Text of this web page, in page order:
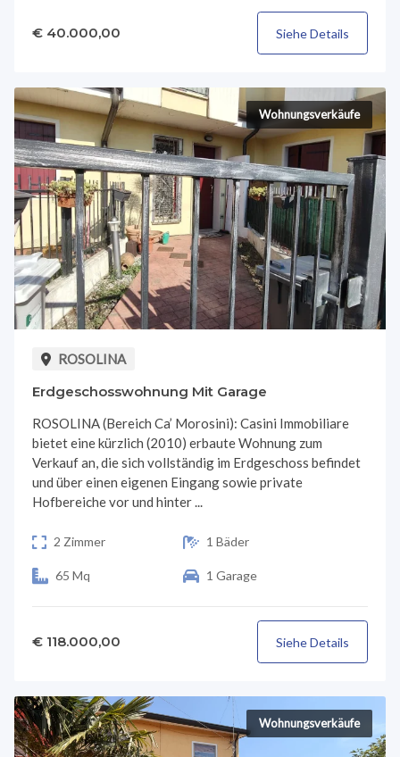
€ 40.000,00 Siehe Details
Wohnungsverkäufe
ROSOLINA
Erdgeschosswohnung Mit Garage
ROSOLINA (Bereich Ca’ Morosini): Casini Immobiliare
bietet eine kürzlich (2010) erbaute Wohnung zum
Verkauf an, die sich vollständig im Erdgeschoss befindet
und über einen eigenen Eingang sowie private
Hofbereiche vor und hinter ...
2 Zimmer 1 Bäder
65 Mq 1 Garage
€ 118.000,00 Siehe Details
Wohnungsverkäufe